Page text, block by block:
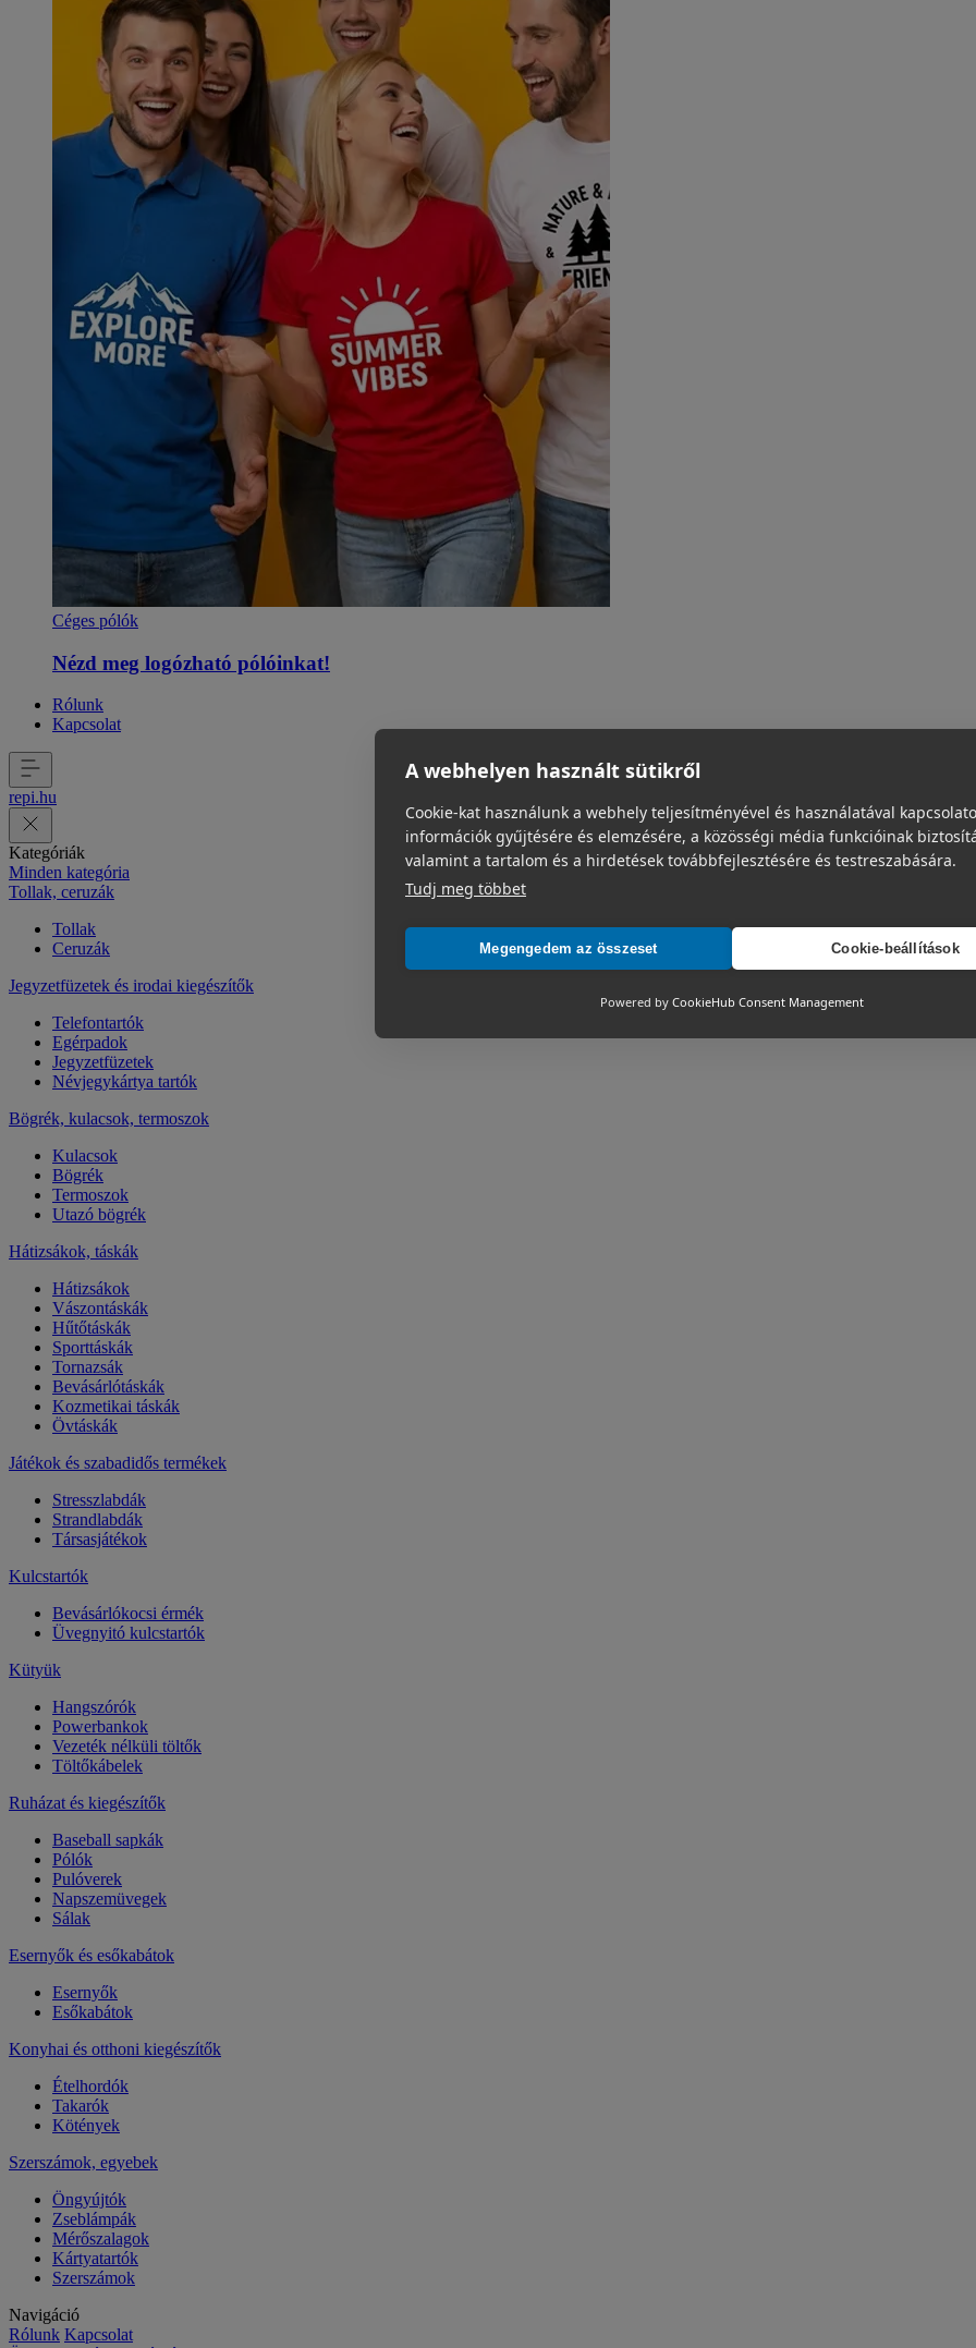
A webhelyen használt sütikről
Cookie-kat használunk a webhely teljesítményével és használatával
információk gyűjtésére és elemzésére, a közösségi média funkcióinak
valamint a tartalom és a hirdetések továbbfejlesztésére és testreszabására.
Tudj meg többet
Megengedem az összeset Cookie-beállítások
Powered by CookieHub Consent Management
Céges pólók
Nézd meg logózható pólóinkat!
Rólunk
Kapcsolat
repi.hu
Kategóriák
Minden kategória
Tollak, ceruzák
Tollak
Ceruzák
Jegyzetfüzetek és irodai kiegészítők
Telefontartók
Egérpadok
Jegyzetfüzetek
Névjegykártya tartók
Bögrék, kulacsok, termoszok
Kulacsok
Bögrék
Termoszok
Utazó bögrék
Hátizsákok, táskák
Hátizsákok
Vászontáskák
Hűtőtáskák
Sporttáskák
Tornazsák
Bevásárlótáskák
Kozmetikai táskák
Övtáskák
Játékok és szabadidős termékek
Stresszlabdák
Strandlabdák
Társasjátékok
Kulcstartók
Bevásárlókocsi érmék
Üvegnyitó kulcstartók
Kütyük
Hangszórók
Powerbankok
Vezeték nélküli töltők
Töltőkábelek
Ruházat és kiegészítők
Baseball sapkák
Pólók
Pulóverek
Napszemüvegek
Sálak
Esernyők és esőkabátok
Esernyők
Esőkabátok
Konyhai és otthoni kiegészítők
Ételhordók
Takarók
Kötények
Szerszámok, egyebek
Öngyújtók
Zseblámpák
Mérőszalagok
Kártyatartók
Szerszámok
Navigáció
Rólunk Kapcsolat